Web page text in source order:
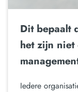
Dit bepaalt
het zijn niet
Iedere